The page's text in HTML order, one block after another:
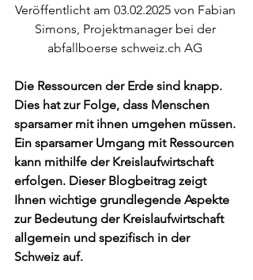
Veröffentlicht am 03.02.2025 von Fabian
Simons, Projektmanager bei der
abfallboerse schweiz.ch AG
Die Ressourcen der Erde sind knapp.
Dies hat zur Folge, dass Menschen
sparsamer mit ihnen umgehen müssen.
Ein sparsamer Umgang mit Ressourcen
kann mithilfe der Kreislaufwirtschaft
erfolgen. Dieser Blogbeitrag zeigt
Ihnen wichtige grundlegende Aspekte
zur Bedeutung der Kreislaufwirtschaft
allgemein und spezifisch in der
Schweiz auf.